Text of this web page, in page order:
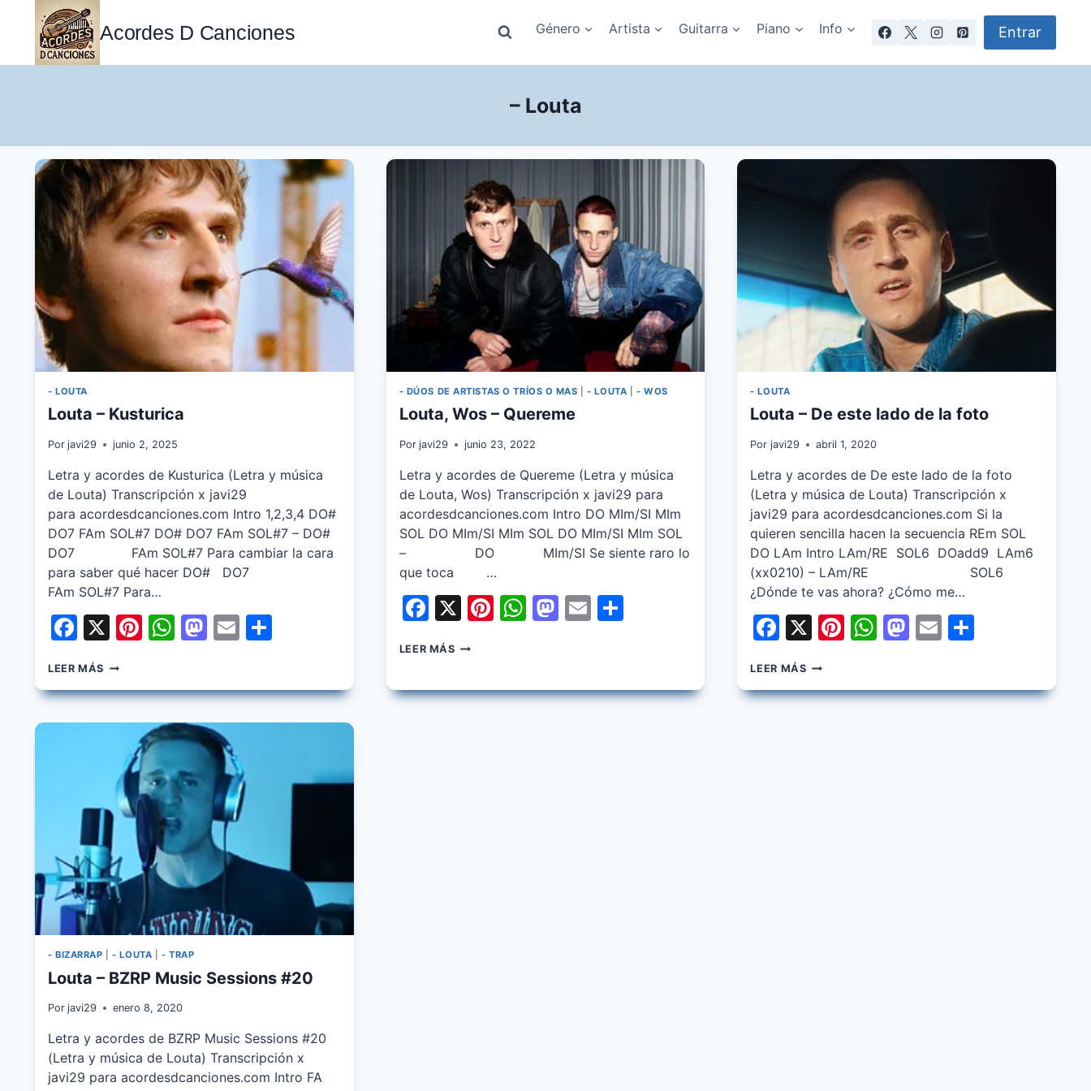
contenido
Acordes D Canciones Género Artista Guitarra Piano Info Entrar
– Louta
- LOUTA
Louta – Kusturica
Por javi29 junio 2, 2025
Letra y acordes de Kusturica (Letra y música
de Louta) Transcripción x javi29
para acordesdcanciones.com Intro 1,2,3,4 DO#
DO7 FAm SOL#7 DO# DO7 FAm SOL#7 – DO#
DO7 FAm SOL#7 Para cambiar la cara
para saber qué hacer DO# DO7
FAm SOL#7 Para…
Facebook
X Pinterest
WhatsApp
Mastodon
Email
LEER MÁS LOUTA
KUSTURICA
- DÚOS DE ARTISTAS O TRÍOS O MAS |- LOUTA - WOS
Louta, Wos – Quereme
Por javi29 junio 23, 2022
Letra y acordes de Quereme (Letra y música
de Louta, Wos) Transcripción x javi29 para
acordesdcanciones.com Intro DO MIm/SI MIm
SOL DO MIm/SI MIm SOL DO MIm/SI MIm SOL
– DO MIm/SI Se siente raro lo
que toca …
Facebook
X Pinterest
WhatsApp
Mastodon
EmailShare
LEER MÁSLOUTA,
QUEREME
- LOUTA
Louta – De este lado de la foto
Por javi29 abril 1, 2020
Letra y acordes de De este lado de la foto
(Letra y música de Louta) Transcripción x
javi29 para acordesdcanciones.com Si la
quieren sencilla hacen la secuencia REm SOL
DO LAm Intro LAm/RE SOL6 DOadd9 LAm6
(xx0210) – LAm/RE SOL6
¿Dónde te vas ahora? ¿Cómo me…
Facebook
X Pinterest
WhatsApp
Mastodon
Email
LEER MÁSLOUTA
DE
- BIZARRAP |- LOUTA - TRAP
Louta – BZRP Music Sessions #20
Por javi29 enero 8, 2020
Letra y acordes de BZRP Music Sessions #20
(Letra y música de Louta) Transcripción x
javi29 para acordesdcanciones.com Intro FA